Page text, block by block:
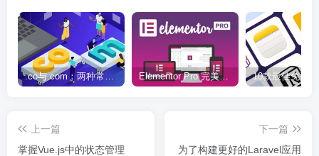
Elementor Pro 完美汉化中文版（含全套模板）|可视化编辑页面自定义设计WordPress插件
上一篇
掌握Vue.js中的状态管理
下一篇
为了构建更好的Laravel应用